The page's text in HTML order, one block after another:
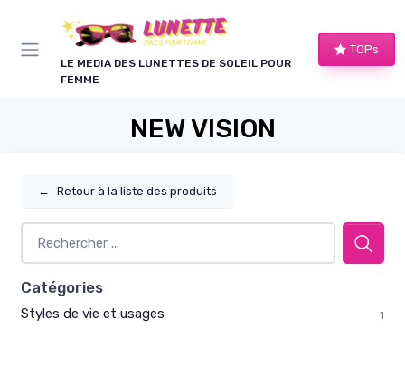
LE MEDIA DES LUNETTES DE SOLEIL POUR
FEMME
TOPs
NEW VISION
← Retour à la liste des produits
Catégories
Styles de vie et usages 1